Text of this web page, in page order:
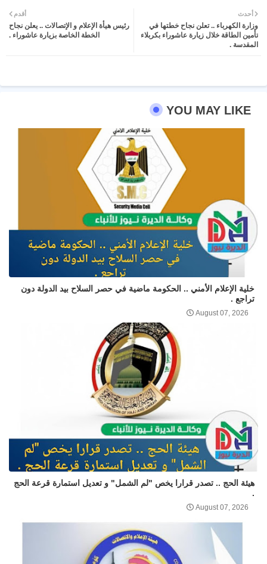
ter atsa
أحدث
وزارة الكهرباء .. تعلن نجاح خطتها في
تأمين الطاقة خلال زيارة عاشوراء بكربلاء
المقدسة .
أقدم
رئيس هيأة الإعلام و الإتصالات .. يعلن نجاح
الخطة الخاصة بزيارة عاشوراء .
YOU MAY LIKE
خلية الإعلام الأمني .. الحكومة ماضية في حصر السلاح بيد الدولة دون
تراجع .
August 07, 2026
هيئة الحج .. تصدر قرارا يخص "لم الشمل" و تعديل استمارة قرعة الحج
.
August 07, 2026